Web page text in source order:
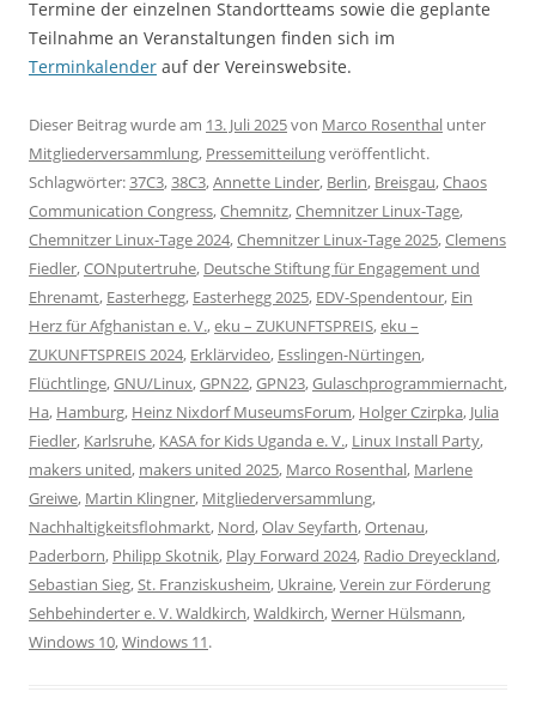
Termine der einzelnen Standortteams sowie die geplante
Teilnahme an Veranstaltungen finden sich im
Terminkalender auf der Vereinswebsite.
Dieser Beitrag wurde am 13. Juli 2025von Marco Rosenthal unter
Mitgliederversammlung, Pressemitteilungveröffentlicht.
Schlagwörter:37C3,38C3,Annette Linder, Berlin, Breisgau,Chaos
Communication Congress,Chemnitz,Chemnitzer Linux-Tage,
Chemnitzer Linux-Tage 2024,Chemnitzer Linux-Tage 2025,Clemens
Fiedler,CONputertruhe, Deutsche Stiftung für Engagement und
Ehrenamt, Easterhegg, Easterhegg 2025, EDV-Spendentour, Ein
Herz für Afghanistan e. V.,eku – ZUKUNFTSPREIS,eku –
ZUKUNFTSPREIS 2024, Erklärvideo, Esslingen-Nürtingen,
Flüchtlinge,GNU/Linux,GPN22,GPN23,Gulaschprogrammiernacht,
Ha, Hamburg, Heinz Nixdorf MuseumsForum, Holger Czirpka, Julia
Fiedler, Karlsruhe, KASA for Kids Uganda e. V., Linux Install Party,
makers united, makers united 2025, Marco Rosenthal, Marlene
Greiwe, Martin Klingner, Mitgliederversammlung,
Nachhaltigkeitsflohmarkt, Nord,Olav Seyfarth,Ortenau,
Paderborn, Philipp Skotnik, Play Forward 2024, Radio Dreyeckland,
Sebastian Sieg,St. Franziskusheim, Ukraine,Verein zur Förderung
Sehbehinderter e. V. Waldkirch,Waldkirch,Werner Hülsmann,
Windows 10,Windows 11.